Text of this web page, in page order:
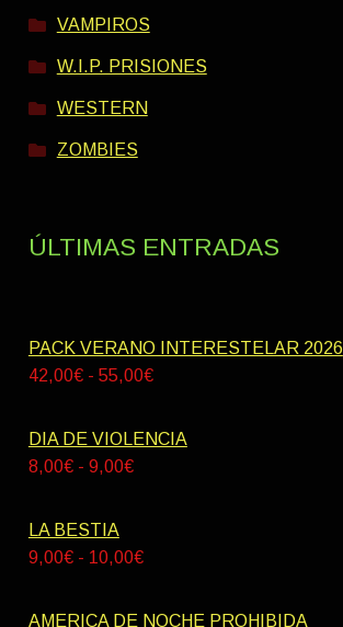
VAMPIROS
W.I.P. PRISIONES
WESTERN
ZOMBIES
ÚLTIMAS ENTRADAS
PACK VERANO INTERESTELAR 2026
42,00€ - 55,00€Rango
precios:
DIA DE VIOLENCIA
8,00€ - 9,00€Rango
desde
LA BESTIA
9,00€ - 10,00€Rango
precios:
AMERICA DE NOCHE PROHIBIDA